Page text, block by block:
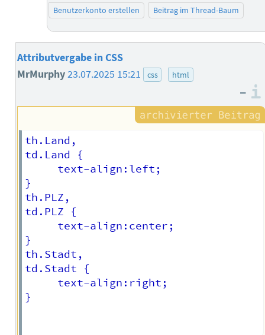
Benutzerkonto erstellen
Beitrag im Thread-Baum
Attributvergabe in CSS
MrMurphy23.07.2025 15:21 css html
–
th.Land,
td.Land {
     text-align:left;
}
th.PLZ,
td.PLZ {
     text-align:center;
}
th.Stadt,
td.Stadt {
     text-align:right;
}